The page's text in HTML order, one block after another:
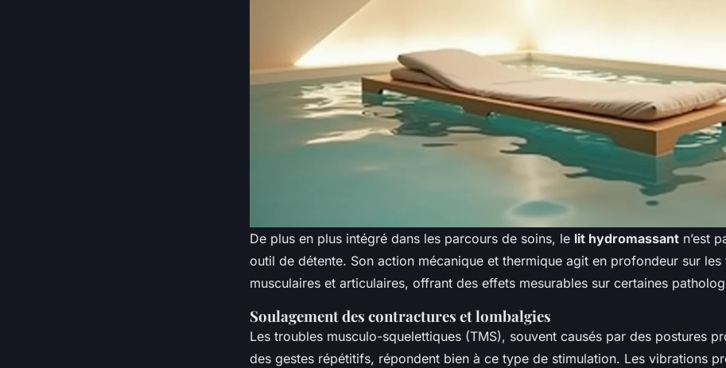
De plus en plus intégré dans les parcours de soins, le lit hydromassant n’est
outil de détente. Son action mécanique et thermique agit en profondeur sur les
musculaires et articulaires, offrant des effets mesurables sur certaines
Soulagement des contractures et lombalgies
Les troubles musculo-squelettiques (TMS), souvent causés par des postures
des gestes répétitifs, répondent bien à ce type de stimulation. Les vibrations